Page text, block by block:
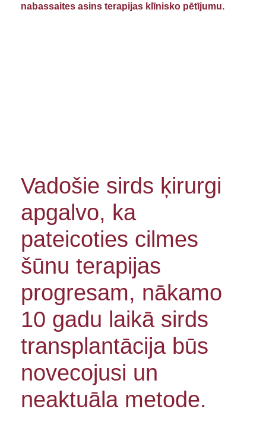
nabassaites asins terapijas klīnisko pētījumu.
Vadošie sirds ķirurgi
apgalvo, ka
pateicoties cilmes
šūnu terapijas
progresam, nākamo
10 gadu laikā sirds
transplantācija būs
novecojusi un
neaktuāla metode.